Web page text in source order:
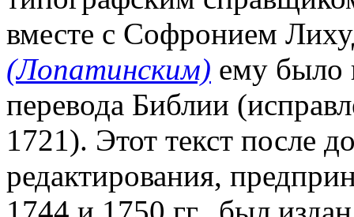
вместе с Софронием
(Лопатинским) ему было
перевода Библии
1721). Этот текст после
редактирования,